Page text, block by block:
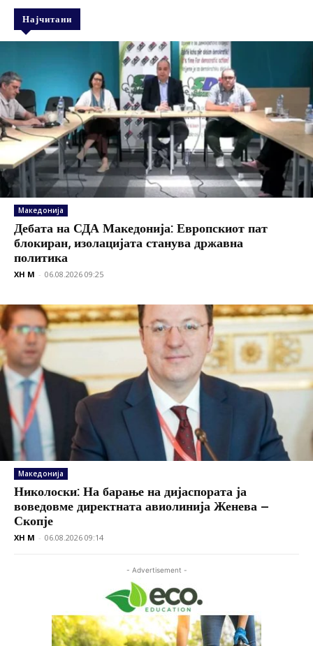
Најчитани
Македонија
Дебата на СДА Македонија: Европскиот пат
блокиран, изолацијата станува државна
политика
XH M - 06.08.2026 09:25
Македонија
Николоски: На барање на дијаспората ја
воведовме директната авиолинија Женева –
Скопје
XH M - 06.08.2026 09:14
- Advertisement -